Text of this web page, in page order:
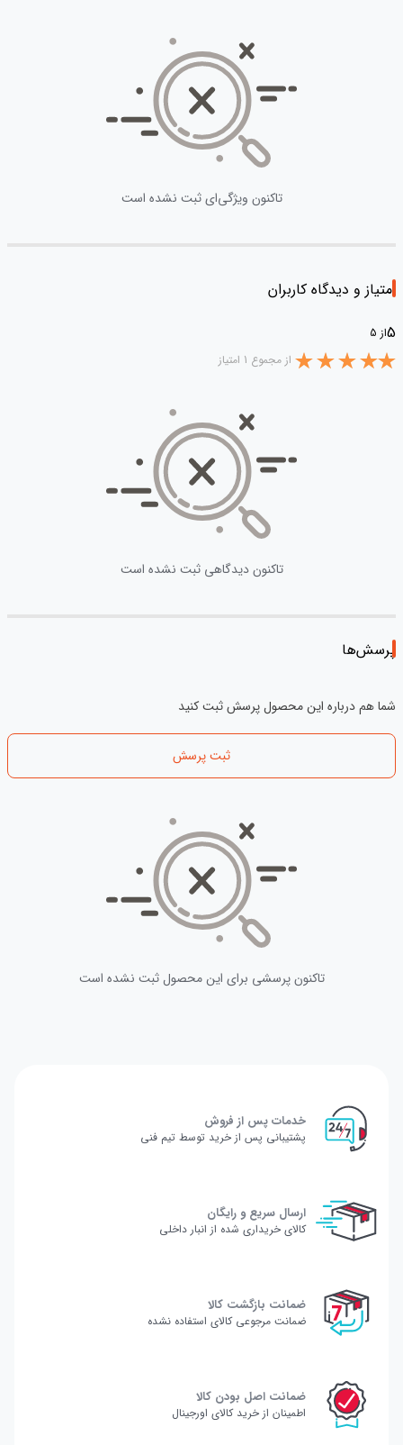
تاکنون ویژگی‌ای ثبت نشده است
امتیاز و دیدگاه کاربران
5از 5
از مجموع 1 امتیاز
تاکنون دیدگاهی ثبت نشده است
پرسش‌ها
شما هم درباره این محصول پرسش ثبت کنید
ثبت پرسش
تاکنون پرسشی برای این محصول ثبت نشده است
خدمات پس از فروش
پشتیبانی پس از خرید توسط تیم فنی
ارسال سریع و رایگان
کالای خریداری شده از انبار داخلی
ضمانت بازگشت کالا
ضمانت مرجوعی کالای استفاده نشده
ضمانت اصل بودن کالا
اطمینان از خرید کالای اورجینال